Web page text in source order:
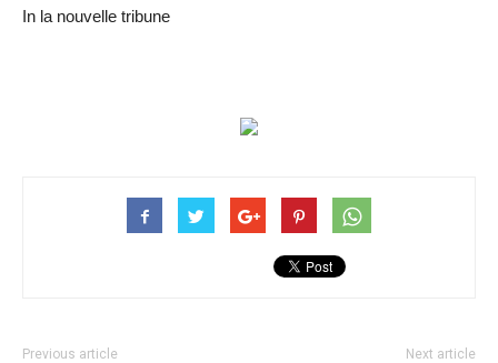
In la nouvelle tribune
Previous article Next article